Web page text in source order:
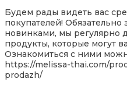
Будем рады видеть вас
покупателей! Обязательно
новинками, мы регулярно
продукты, которые могут
Ознакомиться с ними
https://melissa-thai.com/
prodazh/